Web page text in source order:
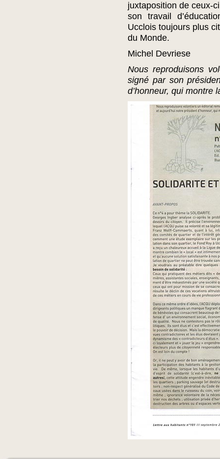
juxtaposition de ceux-
son travail
Ucclois toujours plus
du Monde.
Michel Devriese
Nous reproduisons
signé par son
d’honneur, qui montre